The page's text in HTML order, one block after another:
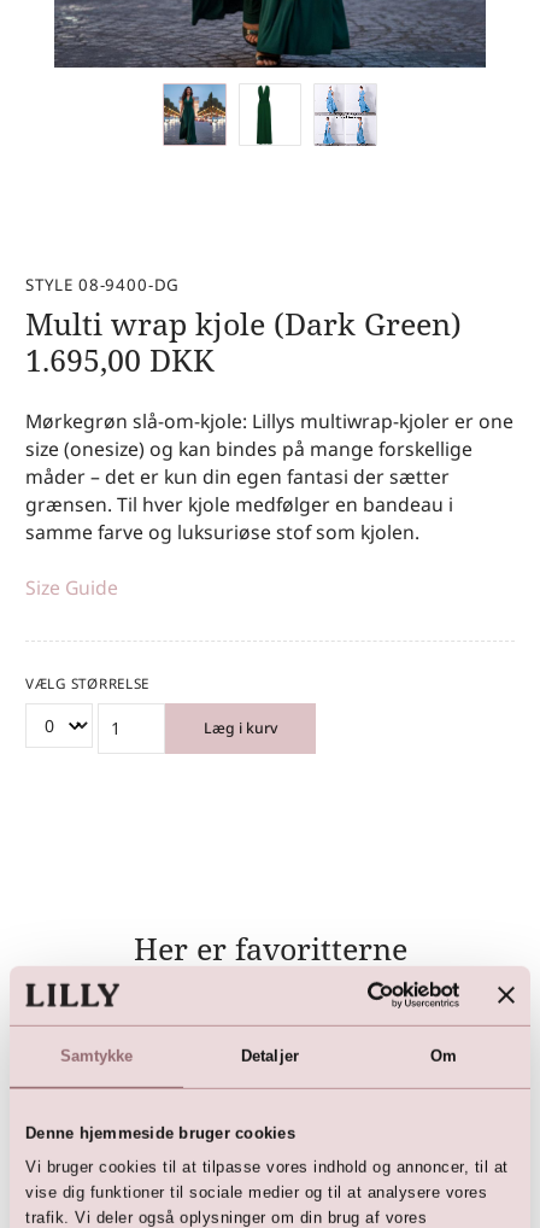
Samtykke Detaljer Om
Denne hjemmeside bruger cookies
Vi bruger cookies til at tilpasse vores indhold og annoncer, til at
vise dig funktioner til sociale medier og til at analysere vores
trafik. Vi deler også oplysninger om din brug af vores
STYLE 08-9400-DG
Multi wrap kjole (Dark Green)
1.695,00 DKK
Mørkegrøn slå-om-kjole: Lillys multiwrap-kjoler er one
size (onesize) og kan bindes på mange forskellige
måder – det er kun din egen fantasi der sætter
grænsen. Til hver kjole medfølger en bandeau i
samme farve og luksuriøse stof som kjolen.
Size Guide
VÆLG STØRRELSE
Læg i kurv
Her er favoritterne